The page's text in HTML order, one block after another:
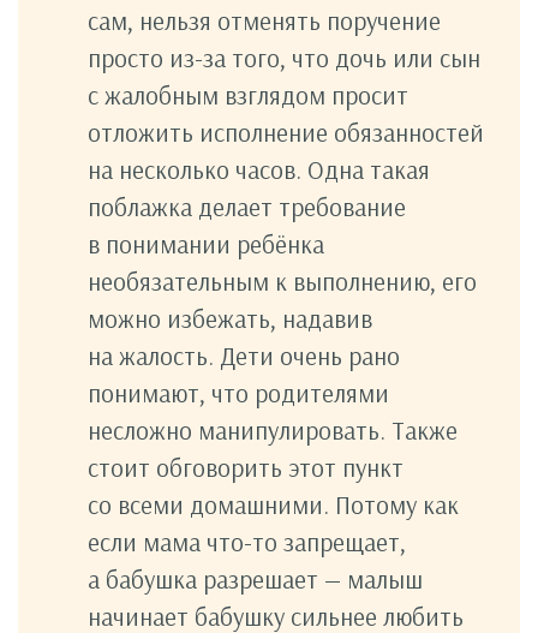
сам, нельзя отменять поручение
просто из-за того, что дочь или сын
с жалобным взглядом просит
отложить исполнение обязанностей
на несколько часов. Одна такая
поблажка делает требование
в понимании ребёнка
необязательным к выполнению, его
можно избежать, надавив
на жалость. Дети очень рано
понимают, что родителями
несложно манипулировать. Также
стоит обговорить этот пункт
со всеми домашними. Потому как
если мама что-то запрещает,
а бабушка разрешает — малыш
начинает бабушку сильнее любить